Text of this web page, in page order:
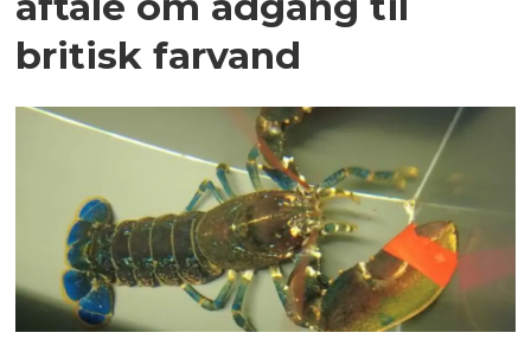
britisk farvand